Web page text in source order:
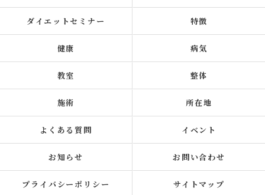
ダイエットセミナー 特徴
健康 病気
教室 整体
施術 所在地
よくある質問 イベント
お知らせ お問い合わせ
プライバシーポリシー サイトマップ